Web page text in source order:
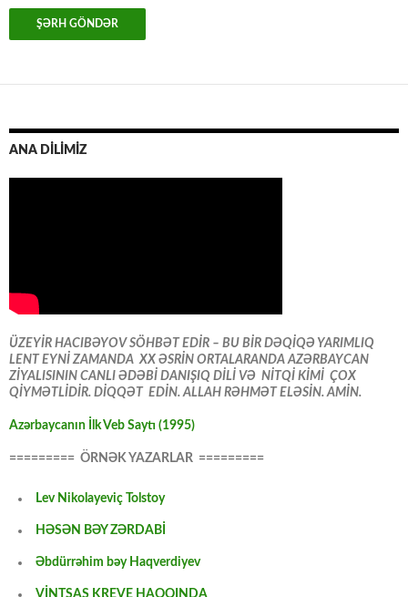
ANA DİLİMİZ
ÜZEYİR HACIBƏYOV SÖHBƏT EDİR – BU BİR DƏQİQƏ YARIMLIQ
LENT EYNİ ZAMANDA XX ƏSRİN ORTALARANDA AZƏRBAYCAN
ZİYALISININ CANLI ƏDƏBİ DANIŞIQ DİLİ VƏ NİTQİ KİMİ ÇOX
QİYMƏTLİDİR. DİQQƏT EDİN. ALLAH RƏHMƏT ELƏSİN. AMİN.
Azərbaycanın İlk Veb Saytı (1995)
========= ÖRNƏK YAZARLAR =========
Lev Nikolayeviç Tolstoy
HƏSƏN BƏY ZƏRDABİ
Əbdürrəhim bəy Haqverdiyev
VİNTSAS KREVE HAQQINDA